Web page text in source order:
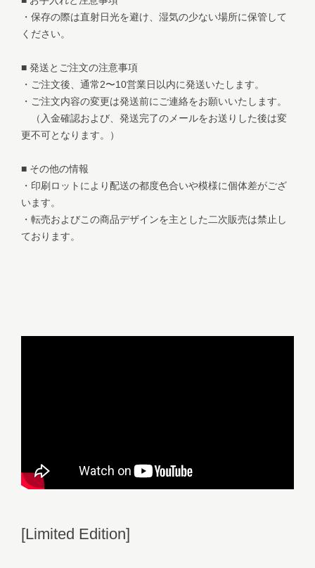
・保存の際は直射日光を避け、湿気の少ない場所に保管して
ください。
■ 発送とご注文の注意事項
・ご注文後、通常2〜10営業日以内に発送いたします。
・ご注文内容の変更は発送前にご連絡をお願いいたします。
（入金確認および、発送完了のメールをお送りした後は変
更不可となります。）
■ その他の情報
・印刷ロットにより配送の都度色合いや模様に個体差がござ
います。
・転売およびこの商品デザインを主とした二次販売は禁止し
ております。
[Limited Edition]